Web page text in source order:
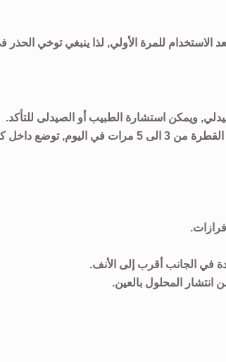
للمرة الأولي, لذا ينبغي توخي
ويمكن استشارة الطبيب أو الصيدلى للتأكد.
كيس ملتحمة العين
الجانب أقرب إلى الأنف.
انتشار المحلول بالعين.